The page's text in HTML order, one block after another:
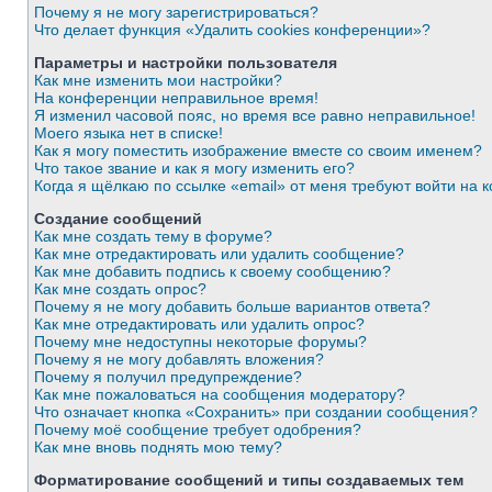
Почему я не могу зарегистрироваться?
Что делает функция «Удалить cookies конференции»?
Параметры и настройки пользователя
Как мне изменить мои настройки?
На конференции неправильное время!
Я изменил часовой пояс, но время все равно неправильное!
Моего языка нет в списке!
Как я могу поместить изображение вместе со своим именем?
Что такое звание и как я могу изменить его?
Когда я щёлкаю по ссылке «email» от меня требуют войти на
Создание сообщений
Как мне создать тему в форуме?
Как мне отредактировать или удалить сообщение?
Как мне добавить подпись к своему сообщению?
Как мне создать опрос?
Почему я не могу добавить больше вариантов ответа?
Как мне отредактировать или удалить опрос?
Почему мне недоступны некоторые форумы?
Почему я не могу добавлять вложения?
Почему я получил предупреждение?
Как мне пожаловаться на сообщения модератору?
Что означает кнопка «Сохранить» при создании сообщения?
Почему моё сообщение требует одобрения?
Как мне вновь поднять мою тему?
Форматирование сообщений и типы создаваемых тем